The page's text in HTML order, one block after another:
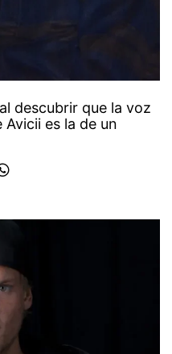
descubrir que la voz
es la de un